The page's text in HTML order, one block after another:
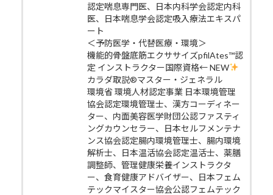
認定喘息専門医、日本内科学会認定内科
医、日本喘息学会認定吸入療法エキスパ
ート
＜予防医学・代替医療・環境＞
機能的骨盤底筋エクササイズpfilAtes™認
定 インストラクター国際資格← NEW
カラダ取説®マスター・ジェネラル
環境省 環境人材認定事業 日本環境管理
協会認定環境管理士、漢方コーディネー
ター、内面美容医学財団公認ファスティ
ングカウンセラー、日本セルフメンテナ
ンス協会認定腸内環境管理士、腸内環境
解析士、日本温活協会認定温活士、薬膳
調整師、管理健康栄養インストラクタ
ー、食育健康アドバイザー、日本フェム
テックマイスター協会公認フェムテック